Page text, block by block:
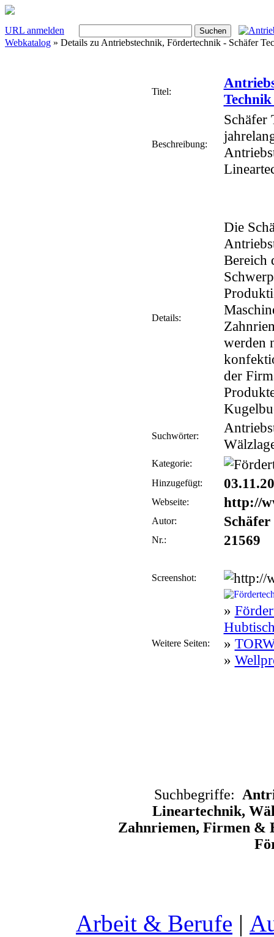
URL anmelden
Webkatalog » Details zu Antriebstechnik, Fördertechnik - Schäfer
Titel:
Beschreibung:
Schäfer
Details:
Die
Bereich
werden
der
Suchwörter:
Kategorie:
Hinzugefügt:
Webseite: http://
Autor:
Nr.: 21569
Screenshot:
Weitere Seiten:
»
»
»
Suchbegriffe:
Lineartechnik,
Zahnriemen, Firmen &
Arbeit & Berufe |